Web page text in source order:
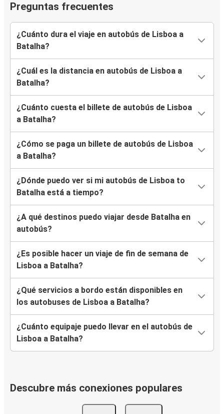
Preguntas frecuentes
¿Cuánto dura el viaje en autobús de Lisboa a
Batalha?
¿Cuál es la distancia en autobús de Lisboa a
Batalha?
¿Cuánto cuesta el billete de autobús de Lisboa
a Batalha?
¿Cómo se paga un billete de autobús de Lisboa
a Batalha?
¿Dónde puedo ver si mi autobús de Lisboa to
Batalha está a tiempo?
¿A qué destinos puedo viajar desde Batalha en
autobús?
¿Es posible hacer un viaje de fin de semana de
Lisboa a Batalha?
¿Qué servicios a bordo están disponibles en
los autobuses de Lisboa a Batalha?
¿Cuánto equipaje puedo llevar en el autobús de
Lisboa a Batalha?
Descubre más conexiones populares